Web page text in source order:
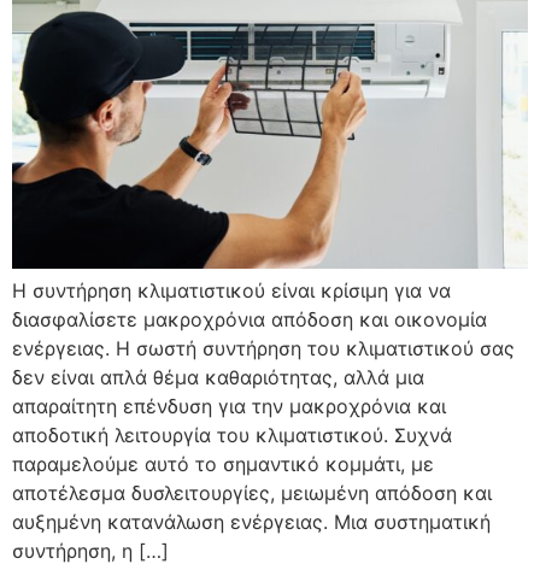
Η συντήρηση κλιματιστικού είναι κρίσιμη για να
διασφαλίσετε μακροχρόνια απόδοση και οικονομία
ενέργειας. Η σωστή συντήρηση του κλιματιστικού σας
δεν είναι απλά θέμα καθαριότητας, αλλά μια
απαραίτητη επένδυση για την μακροχρόνια και
αποδοτική λειτουργία του κλιματιστικού. Συχνά
παραμελούμε αυτό το σημαντικό κομμάτι, με
αποτέλεσμα δυσλειτουργίες, μειωμένη απόδοση και
αυξημένη κατανάλωση ενέργειας. Μια συστηματική
συντήρηση, η […]